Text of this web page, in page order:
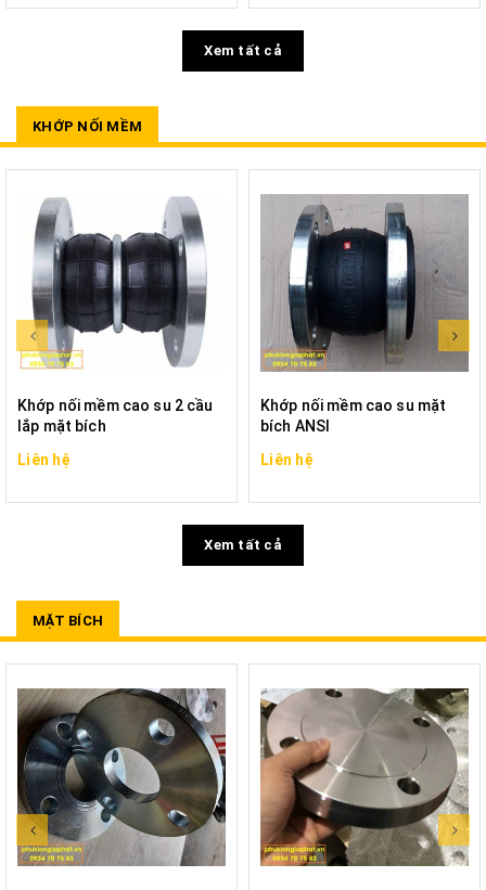
Xem tất cả
KHỚP NỐI MỀM
Khớp nối mềm cao su 2 cầu
lắp mặt bích
Liên hệ
Khớp nối mềm cao su mặt
bích ANSI
Liên hệ
Xem tất cả
MẶT BÍCH